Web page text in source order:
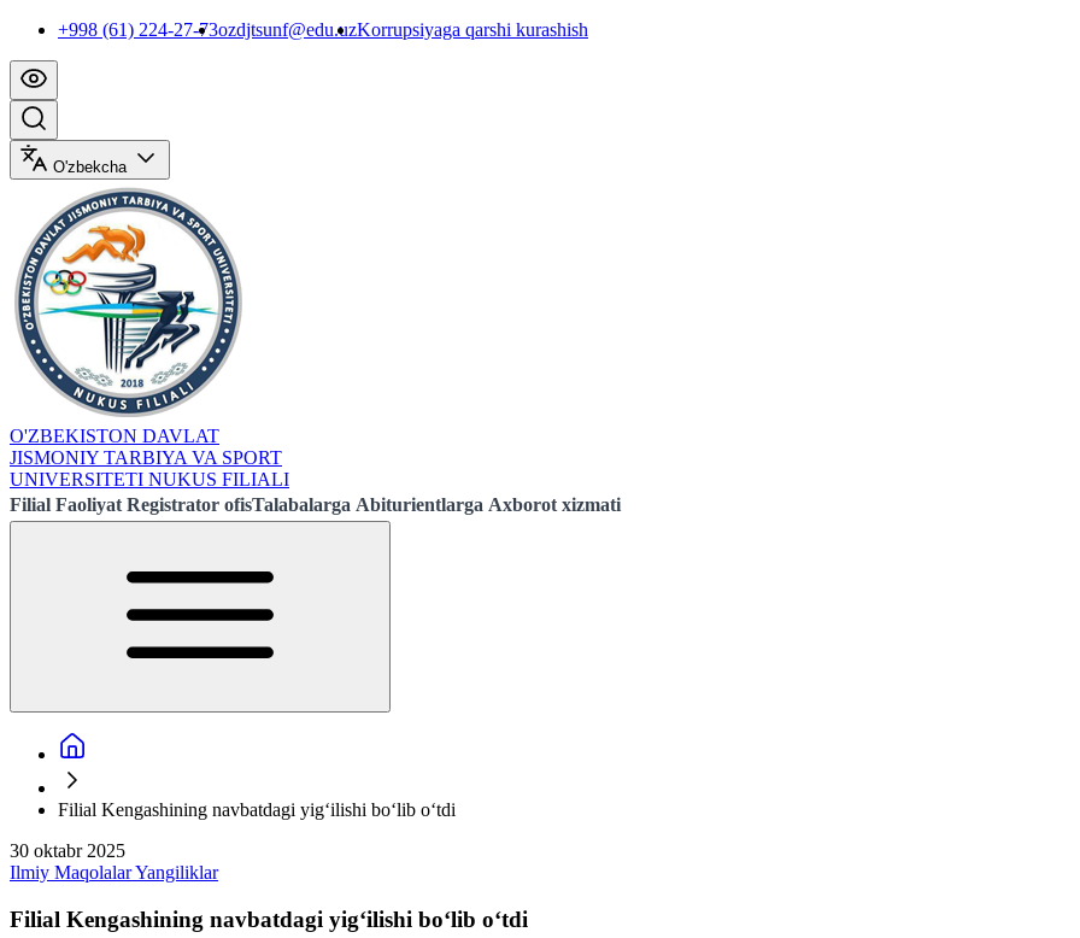
+998 (61) 224-27-73ozdjtsunf@edu.uzKorrupsiyaga qarshi kurashish
O'zbekcha
O'ZBEKISTON DAVLAT
JISMONIY TARBIYA VA SPORT
UNIVERSITETI NUKUS FILIALI
Filial Faoliyat Registrator ofisTalabalarga Abiturientlarga Axborot xizmati
Filial Kengashining navbatdagi yig‘ilishi bo‘lib o‘tdi
30 oktabr 2025
Ilmiy MaqolalarYangiliklar
Filial Kengashining navbatdagi yig‘ilishi bo‘lib o‘tdi